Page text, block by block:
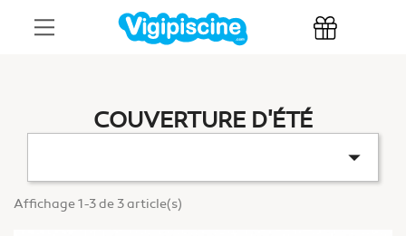
COUVERTURE D'ÉTÉ

Affichage 1-3 de 3 article(s)